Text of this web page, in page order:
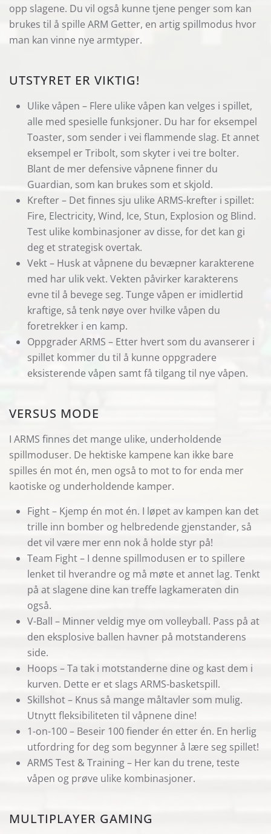
opp slagene. Du vil også kunne tjene penger som kan
brukes til å spille ARM Getter, en artig spillmodus hvor
man kan vinne nye armtyper.
UTSTYRET ER VIKTIG!
Ulike våpen – Flere ulike våpen kan velges i spillet,
alle med spesielle funksjoner. Du har for eksempel
Toaster, som sender i vei flammende slag. Et annet
eksempel er Tribolt, som skyter i vei tre bolter.
Blant de mer defensive våpnene finner du
Guardian, som kan brukes som et skjold.
Krefter – Det finnes sju ulike ARMS-krefter i spillet:
Fire, Electricity, Wind, Ice, Stun, Explosion og Blind.
Test ulike kombinasjoner av disse, for det kan gi
deg et strategisk overtak.
Vekt – Husk at våpnene du bevæpner karakterene
med har ulik vekt. Vekten påvirker karakterens
evne til å bevege seg. Tunge våpen er imidlertid
kraftige, så tenk nøye over hvilke våpen du
foretrekker i en kamp.
Oppgrader ARMS – Etter hvert som du avanserer i
spillet kommer du til å kunne oppgradere
eksisterende våpen samt få tilgang til nye våpen.
VERSUS MODE
I ARMS finnes det mange ulike, underholdende
spillmoduser. De hektiske kampene kan ikke bare
spilles én mot én, men også to mot to for enda mer
kaotiske og underholdende kamper.
Fight – Kjemp én mot én. I løpet av kampen kan det
trille inn bomber og helbredende gjenstander, så
det vil være mer enn nok å holde styr på!
Team Fight – I denne spillmodusen er to spillere
lenket til hverandre og må møte et annet lag. Tenkt
på at slagene dine kan treffe lagkameraten din
også.
V-Ball – Minner veldig mye om volleyball. Pass på at
den eksplosive ballen havner på motstanderens
side.
Hoops – Ta tak i motstanderne dine og kast dem i
kurven. Dette er et slags ARMS-basketspill.
Skillshot – Knus så mange måltavler som mulig.
Utnytt fleksibiliteten til våpnene dine!
1-on-100 – Beseir 100 fiender én etter én. En herlig
utfordring for deg som begynner å lære seg spillet!
ARMS Test & Training – Her kan du trene, teste
våpen og prøve ulike kombinasjoner.
MULTIPLAYER GAMING